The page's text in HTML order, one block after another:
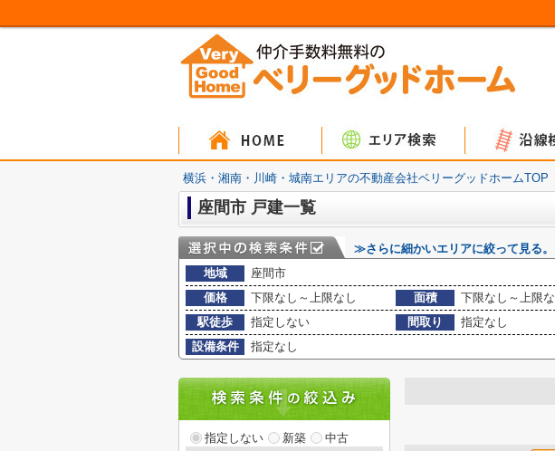
戸建て
マンション
土地 戸建
マンシ
土地
横浜・湘南・川崎・城南エリアの不動産会社ベリーグッドホームTOP
座間市 戸建一覧
≫さらに細かいエリアに絞って見る。
地域
座間市
価格
下限なし～上限なし 面積 下限なし～上限
駅徒歩
指定しない 間取り
指定なし
設備条件
指定なし
指定しない 新築
中古